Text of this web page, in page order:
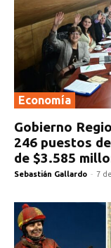
Economía
Gobierno
246 puestos
de $3.585
Sebastián Gallardo - 7